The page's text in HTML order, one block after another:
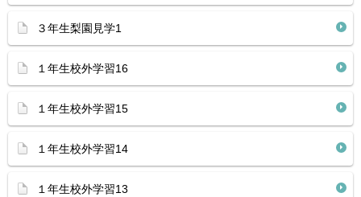
３年生梨園見学1
１年生校外学習16
１年生校外学習15
１年生校外学習14
１年生校外学習13